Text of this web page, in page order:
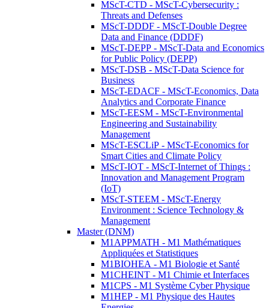
MScT-CTD - MScT-Cybersecurity :
Threats and Defenses
MScT-DDDF - MScT-Double Degree
Data and Finance (DDDF)
MScT-DEPP - MScT-Data and Economics
for Public Policy (DEPP)
MScT-DSB - MScT-Data Science for
Business
MScT-EDACF - MScT-Economics, Data
Analytics and Corporate Finance
MScT-EESM - MScT-Environmental
Engineering and Sustainability
Management
MScT-ESCLiP - MScT-Economics for
Smart Cities and Climate Policy
MScT-IOT - MScT-Internet of Things :
Innovation and Management Program
(IoT)
MScT-STEEM - MScT-Energy
Environment : Science Technology &
Management
Master (DNM)
M1APPMATH - M1 Mathématiques
Appliquées et Statistiques
M1BIOHEA - M1 Biologie et Santé
M1CHEINT - M1 Chimie et Interfaces
M1CPS - M1 Système Cyber Physique
M1HEP - M1 Physique des Hautes